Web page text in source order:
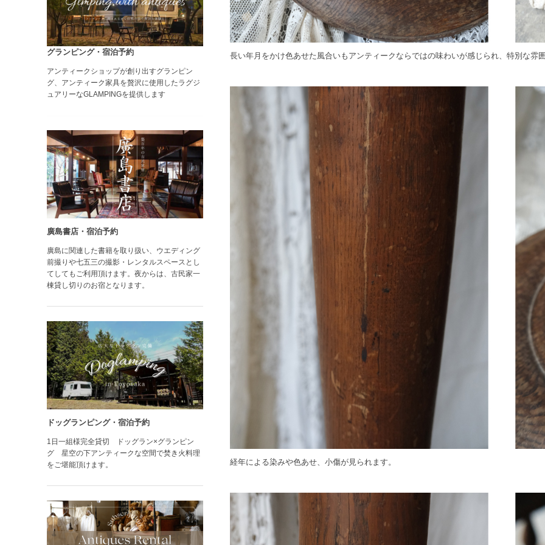
グランピング・宿泊予約
アンティークショップが創り出すグランピン
グ、アンティーク家具を贅沢に使用したラグジ
ュアリーなGLAMPINGを提供します
廣島書店・宿泊予約
廣島に関連した書籍を取り扱い、ウエディング
前撮りや七五三の撮影・レンタルスペースとし
てしてもご利用頂けます。夜からは、古民家一
棟貸し切りのお宿となります。
ドッグランピング・宿泊予約
1日一組様完全貸切 ドッグラン×グランピン
グ 星空の下アンティークな空間で焚き火料理
をご堪能頂けます。
長い年月をかけ色あせた風合いもアンティークならではの味わいが感じられ、特別な雰
経年による染みや色あせ、小傷が見られます。